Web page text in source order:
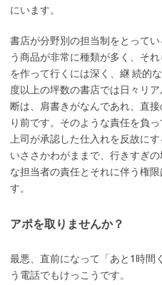
にいます。
書店が分野別の担当制をとって
う商品が非常に種類が多く、そ
を作って行くには深く、継 続的
度以上の坪数の書店では日々リ
断は、肩書きがなんであれ、直
り前です。そのような責任を負
上司が承認した仕入れを反故に
いささかわがままで、行きすぎ
な担当者の責任とそれに伴う権
す。
アポを取りませんか？
最悪、直前になって「あと1時間
う電話でもけっこうです。